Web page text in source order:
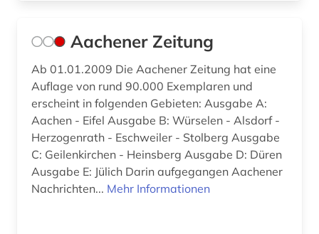
badische landesbibliothek (3)
baltikum (2)
baltistik (1)
bamberg (3)
bangkok (1)
bangladesch (2)
Aachener Zeitung
Ab 01.01.2009 Die Aachener Zeitung hat eine
Auflage von rund 90.000 Exemplaren und
erscheint in folgenden Gebieten: Ausgabe A:
Aachen - Eifel Ausgabe B: Würselen - Alsdorf -
Herzogenrath - Eschweiler - Stolberg Ausgabe
C: Geilenkirchen - Heinsberg Ausgabe D: Düren
Ausgabe E: Jülich Darin aufgegangen Aachener
Nachrichten... Mehr Informationen